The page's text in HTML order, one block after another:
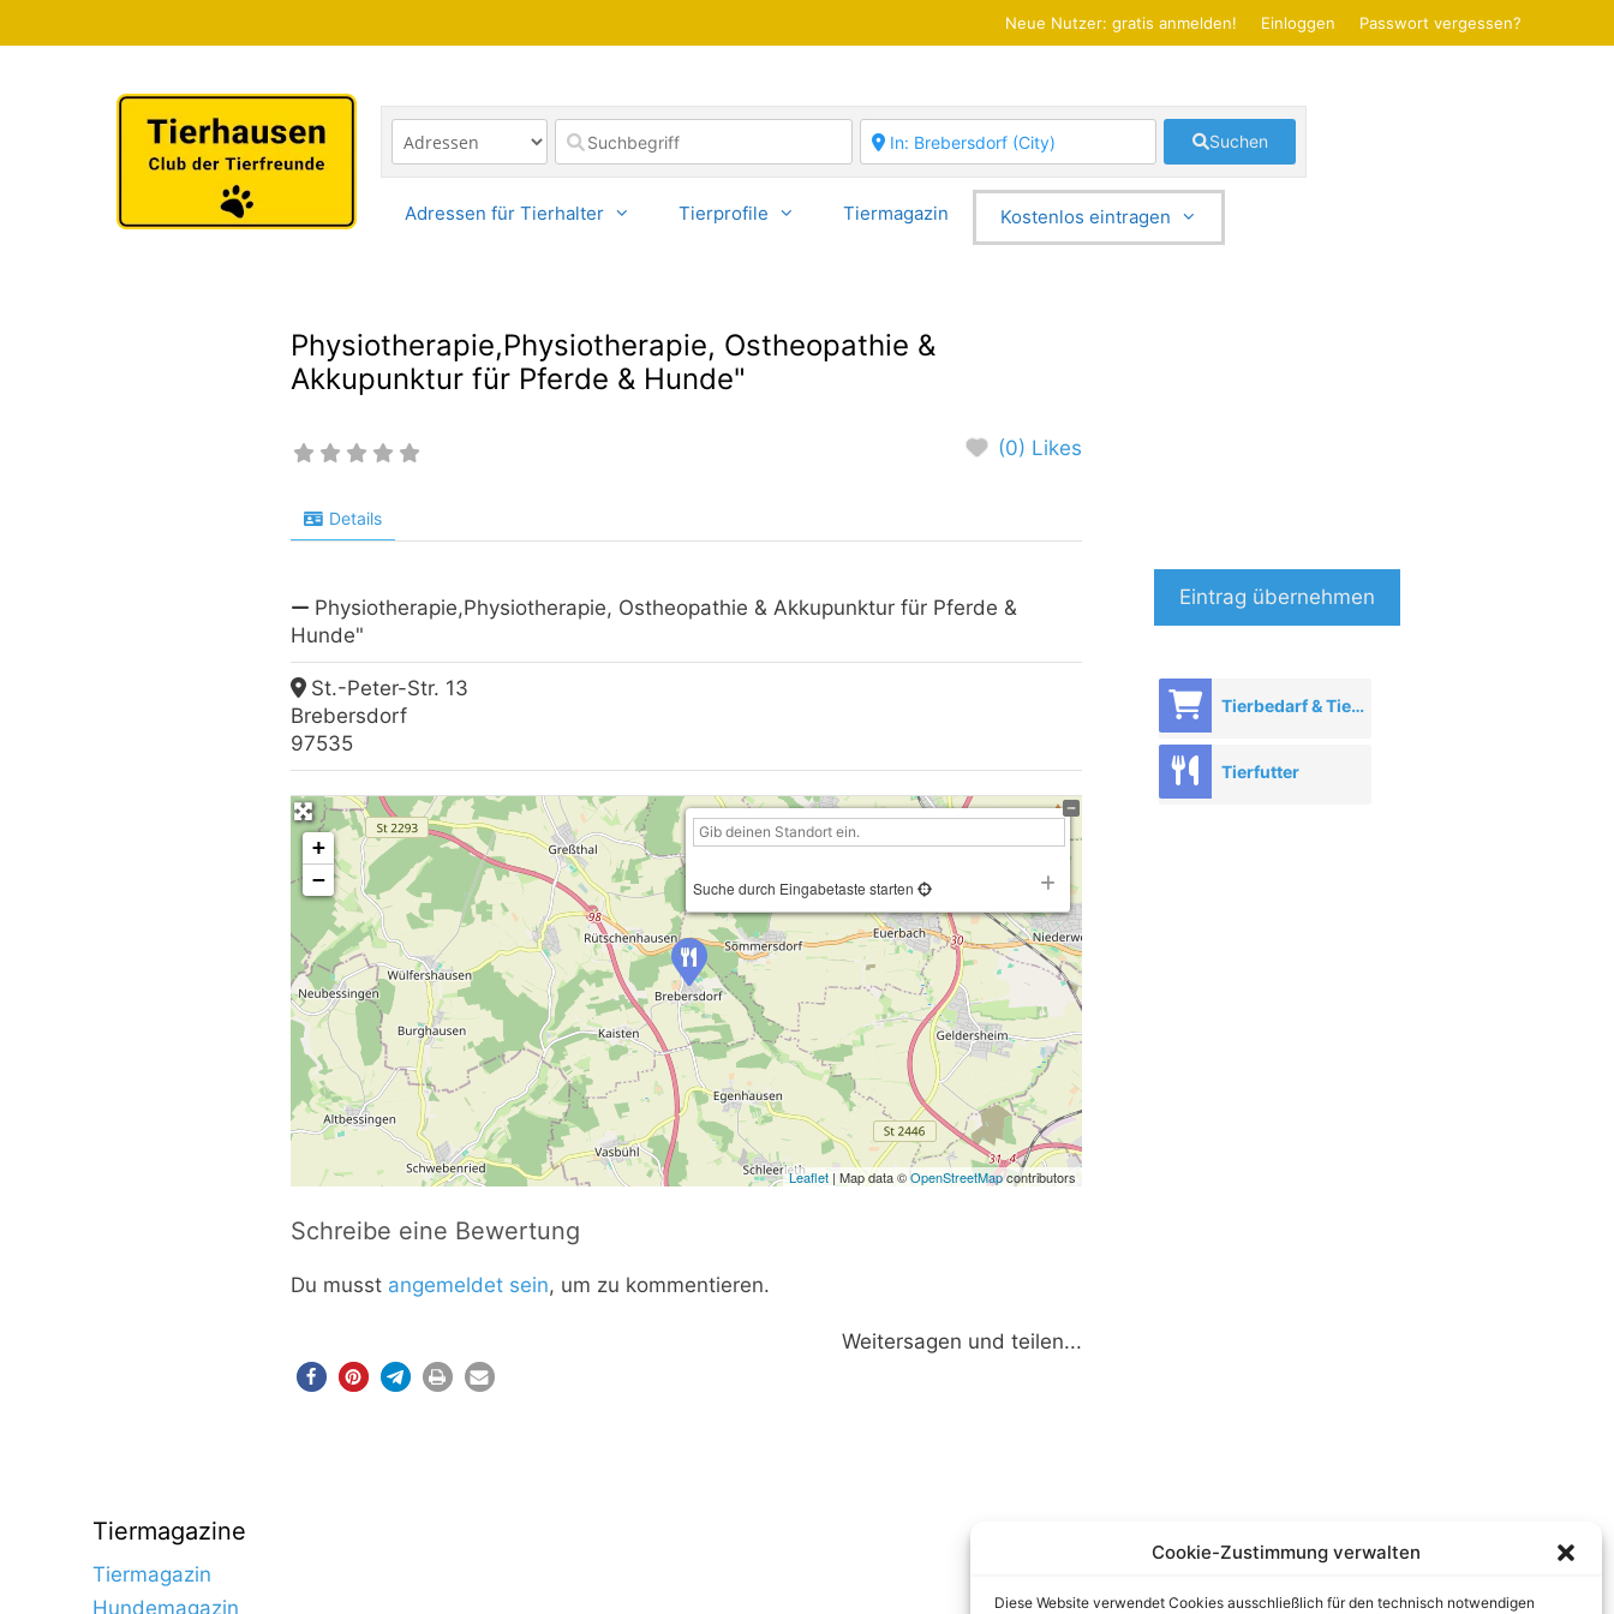
Cookie-Zustimmung verwalten
Diese Website verwendet Cookies ausschließlich für den technisch notwendigen
Inhalt
Neue Nutzer: gratis anmelden! Einloggen Passwort vergessen?
Suchen
Adressen für Tierhalter Tierprofile Tiermagazin Kostenlos eintragen
Physiotherapie,Physiotherapie, Ostheopathie &
Akkupunktur für Pferde & Hunde"
(0) Likes
Details
Physiotherapie,Physiotherapie, Ostheopathie & Akkupunktur für Pferde &
Hunde"
St.-Peter-Str. 13
Brebersdorf
97535
+
−
Suche durch Eingabetaste starten
Leaflet| Map data ©OpenStreetMapcontributors
Schreibe eine Bewertung
Du musst angemeldet sein, um zu kommentieren.
Weitersagen und teilen...
Eintrag übernehmen
Tierbedarf & Tierhandel
Tierfutter
Tiermagazine
Tiermagazin
Hundemagazin